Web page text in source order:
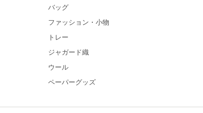
バッグ
ファッション・小物
トレー
ジャガード織
ウール
ペーパーグッズ